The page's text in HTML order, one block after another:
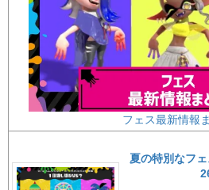
フェス最新情報
夏の特別なフ